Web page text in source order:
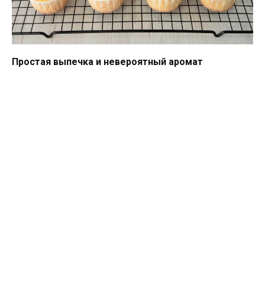
Простая выпечка и невероятный аромат